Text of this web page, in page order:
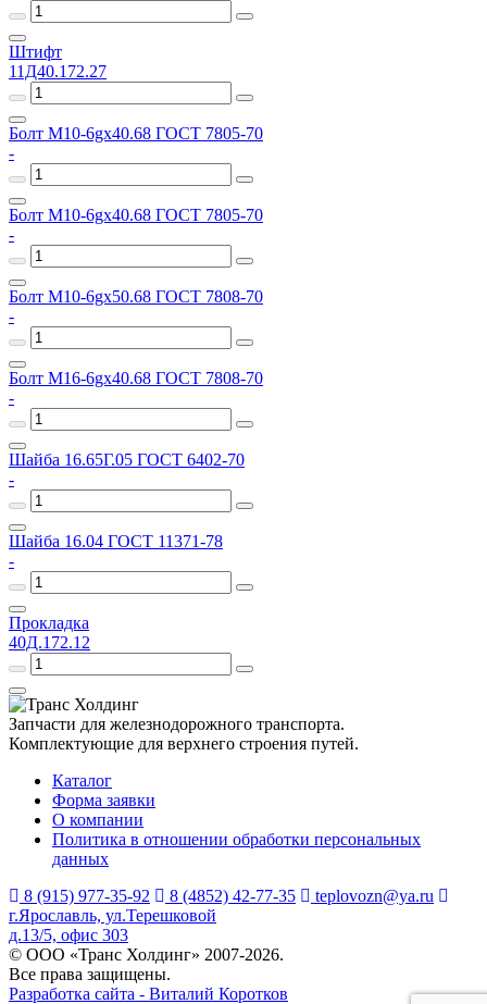
Штифт
11Д40.172.27
Болт М10-6gх40.68 ГОСТ 7805-70
-
Болт М10-6gх40.68 ГОСТ 7805-70
-
Болт М10-6gх50.68 ГОСТ 7808-70
-
Болт М16-6gх40.68 ГОСТ 7808-70
-
Шайба 16.65Г.05 ГОСТ 6402-70
-
Шайба 16.04 ГОСТ 11371-78
-
Прокладка
40Д.172.12
Запчасти для железнодорожного транспорта.
Комплектующие для верхнего строения путей.
Каталог
Форма заявки
О компании
Политика в отношении обработки персональных
данных
8 (915) 977-35-92
8 (4852) 42-77-35
teplovozn@ya.ru
г.Ярославль, ул.Терешковой
д.13/5, офис 303
© ООО «Транс Холдинг» 2007-2026.
Все права защищены.
Разработка сайта - Виталий Коротков